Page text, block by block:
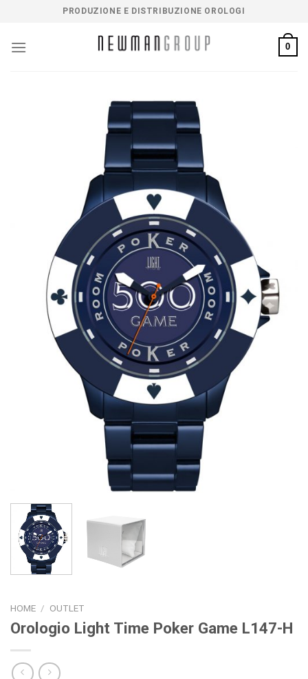
contenuti
PRODUZIONE E DISTRIBUZIONE OROLOGI
0
HOME / OUTLET
Orologio Light Time Poker Game L147-H